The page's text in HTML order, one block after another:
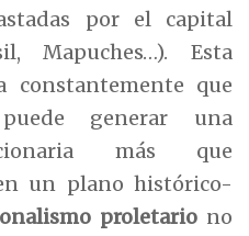
por el capital
Mapuches…). Esta
constantemente que
generar una
más que
un plano histórico-
proletariono